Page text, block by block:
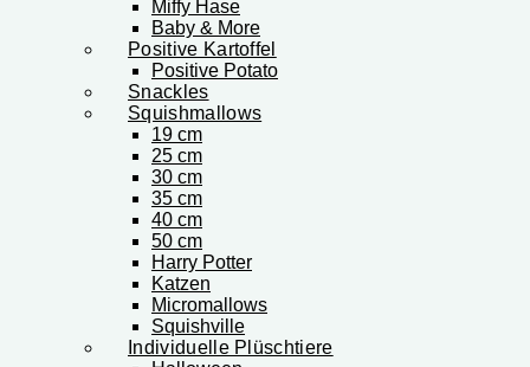
Miffy Hase
Baby & More
Positive Kartoffel
Positive Potato
Snackles
Squishmallows
19 cm
25 cm
30 cm
35 cm
40 cm
50 cm
Harry Potter
Katzen
Micromallows
Squishville
Individuelle Plüschtiere